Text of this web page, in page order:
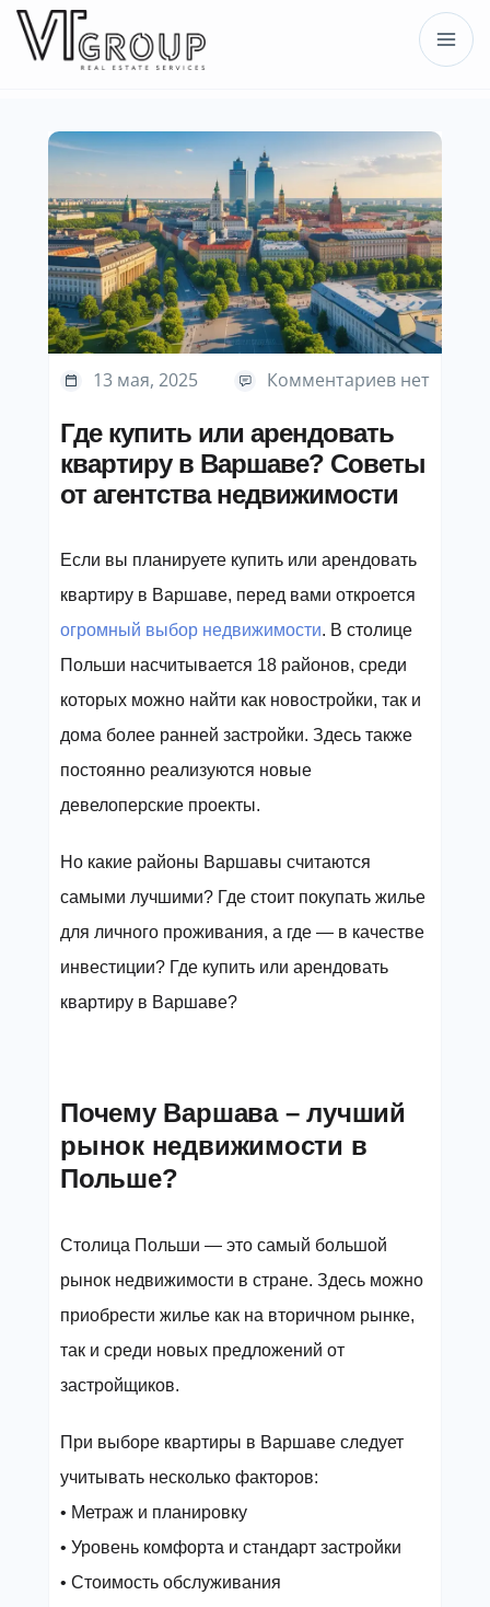
13 мая, 2025 Комментариев нет
Где купить или арендовать
квартиру в Варшаве? Советы
от агентства недвижимости
Если вы планируете купить или арендовать
квартиру в Варшаве, перед вами откроется
огромный выбор недвижимости. В столице
Польши насчитывается 18 районов, среди
которых можно найти как новостройки, так и
дома более ранней застройки. Здесь также
постоянно реализуются новые
девелоперские проекты.
Но какие районы Варшавы считаются
самыми лучшими? Где стоит покупать жилье
для личного проживания, а где — в качестве
инвестиции? Где купить или арендовать
квартиру в Варшаве?
Почему Варшава – лучший
рынок недвижимости в
Польше?
Столица Польши — это самый большой
рынок недвижимости в стране. Здесь можно
приобрести жилье как на вторичном рынке,
так и среди новых предложений от
застройщиков.
При выборе квартиры в Варшаве следует
учитывать несколько факторов:
• Метраж и планировку
• Уровень комфорта и стандарт застройки
• Стоимость обслуживания